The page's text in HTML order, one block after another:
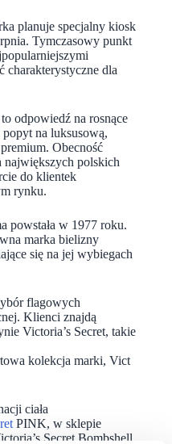
planuje specjalny kiosk
Tymczasowy punkt
charakterystyczne dla
odpowiedź na rosnące
na luksusową,
Obecność
polskich
do klientek
rynku.
powstała w 1977 roku.
marka bielizny
się na jej wybiegach
flagowych
Klienci znajdą
Victoria’s Secret, takie
kolekcja marki, Vict
ciała
PINK, w sklepie
Secret Bombshell,